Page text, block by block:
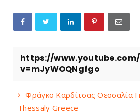
https://
v=mJyWOQNgfgo
Φράγκο Καρδίτσας Θεσσαλία
Thessaly Greece